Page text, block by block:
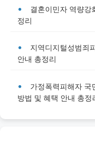
결혼이민자 역량강
정리
지역디지털성범죄
안내 총정리
가정폭력피해자 국
방법 및 혜택 안내 총정